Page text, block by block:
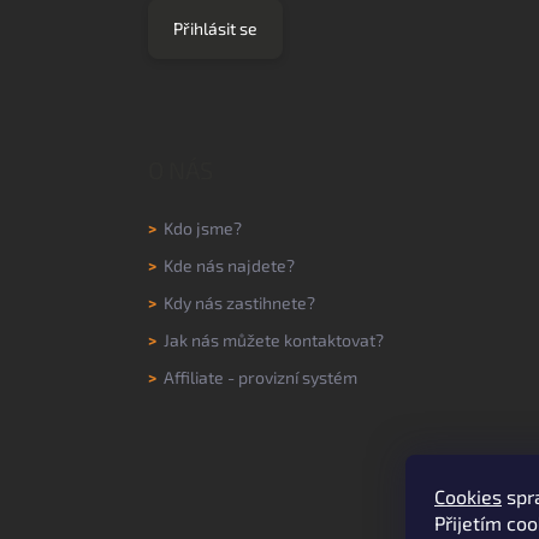
Cookies
Přijetím
Přihlásit se
> Kdo jsme?
> Kde nás najdete?
> Kdy nás zastihnete?
> Jak nás můžete kontaktovat?
> Affiliate - provizní systém